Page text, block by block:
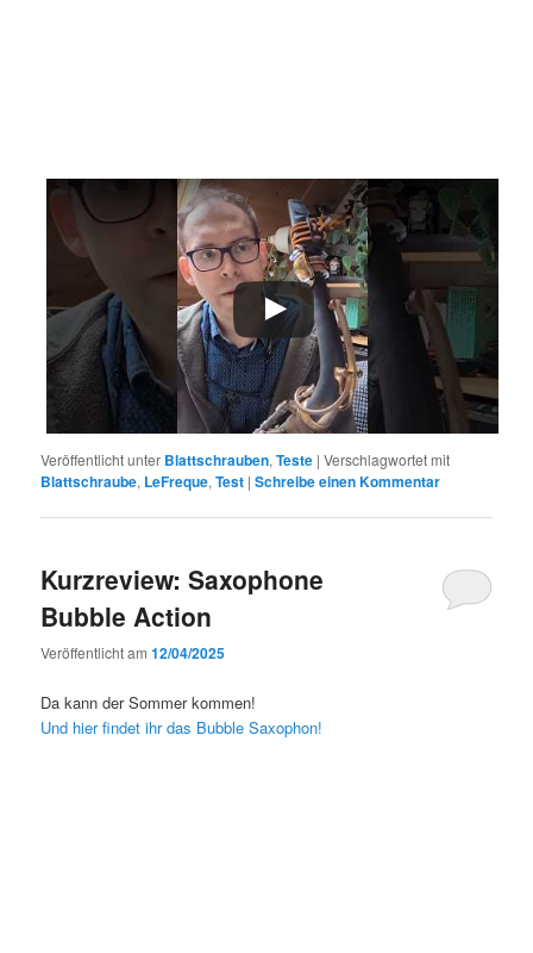
Veröffentlicht unter Blattschrauben,Teste |Verschlagwortet mit
Blattschraube, LeFreque,Test |Schreibe einen Kommentar
Kurzreview: Saxophone
Bubble Action
Veröffentlicht am12/04/2025
Da kann der Sommer kommen!
Und hier findet ihr das Bubble Saxophon!